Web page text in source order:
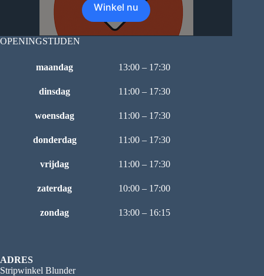
Winkel nu
OPENINGSTIJDEN
maandag 13:00 – 17:30
dinsdag 11:00 – 17:30
woensdag 11:00 – 17:30
donderdag 11:00 – 17:30
vrijdag 11:00 – 17:30
zaterdag 10:00 – 17:00
zondag 13:00 – 16:15
ADRES
Stripwinkel Blunder